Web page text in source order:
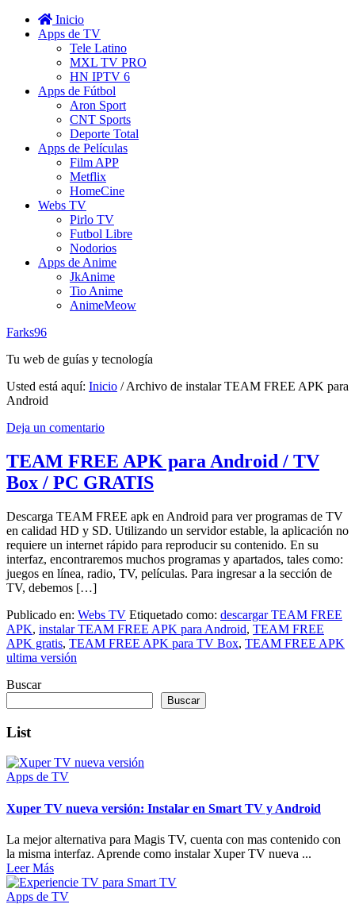
Inicio
Apps de TV
Tele Latino
MXL TV PRO
HN IPTV 6
Apps de Fútbol
Aron Sport
CNT Sports
Deporte Total
Apps de Películas
Film APP
Metflix
HomeCine
Webs TV
Pirlo TV
Futbol Libre
Nodorios
Apps de Anime
JkAnime
Tio Anime
AnimeMeow
Farks96
Tu web de guías y tecnología
Usted está aquí: Inicio /Archivo de instalar TEAM FREE APK para
Android
Deja un comentario
TEAM FREE APK para Android / TV
Box / PC GRATIS
Descarga TEAM FREE apk en Android para ver programas de TV
en calidad HD y SD. Utilizando un servidor estable, la aplicación no
requiere un internet rápido para reproducir su contenido. En su
interfaz, encontraremos muchos programas y apartados, tales como:
juegos en línea, radio, TV, películas. Para ingresar a la sección de
TV, debemos […]
Publicado en: Webs TV Etiquetado como: descargar TEAM FREE
APK, instalar TEAM FREE APK para Android, TEAM FREE
APK gratis, TEAM FREE APK para TV Box, TEAM FREE APK
ultima versión
Buscar
Buscar
List
Apps de TV
Xuper TV nueva versión: Instalar en Smart TV y Android
La mejor alternativa para Magis TV, cuenta con mas contenido con
la misma interfaz. Aprende como instalar Xuper TV nueva ...
Leer Más
Apps de TV